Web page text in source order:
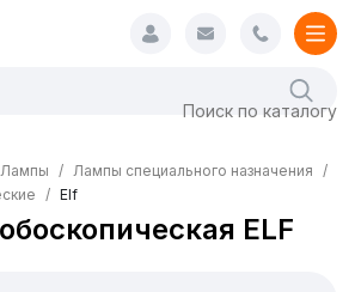
Лампы
Лампы специального назначения
Elf
ELF